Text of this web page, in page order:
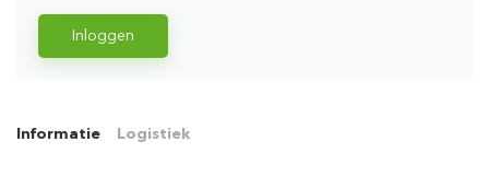
Inloggen
Informatie Logistiek